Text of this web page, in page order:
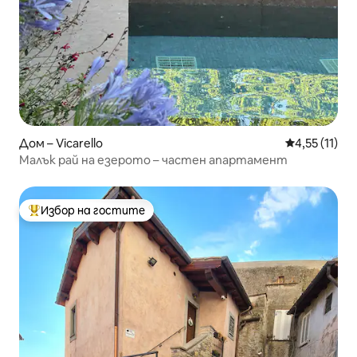
Дом – Vicarello Средна
4,55 (11)
Малък рай на езерото – частен апартамент
Най-популярен избор на гостите
Избор на гостите